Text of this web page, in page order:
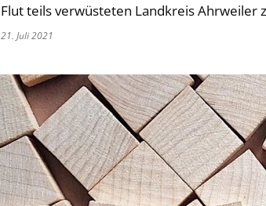
Flut teils verwüsteten Landkreis Ahrweiler
21. Juli 2021